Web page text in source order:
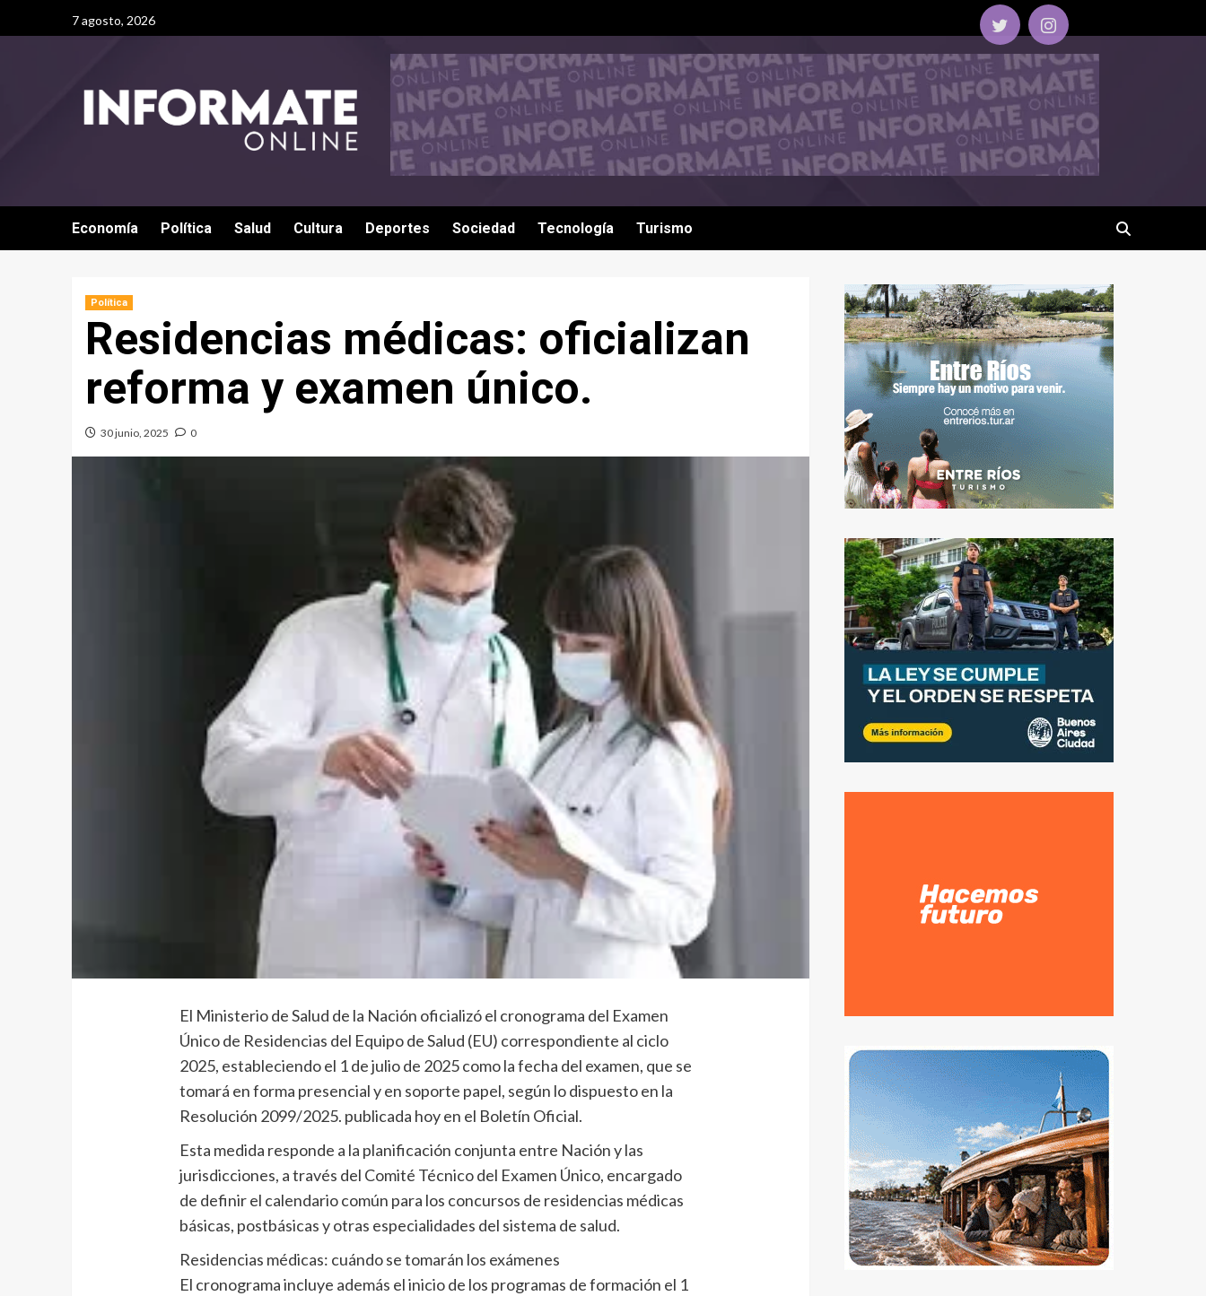
7 agosto, 2026
Economía Política Salud Cultura Deportes Sociedad Tecnología Turismo
Política
Residencias médicas: oficializan
reforma y examen único.
30 junio, 2025 0
El Ministerio de Salud de la Nación oficializó el cronograma del Examen
Único de Residencias del Equipo de Salud (EU) correspondiente al ciclo
2025, estableciendo el 1 de julio de 2025 como la fecha del examen, que se
tomará en forma presencial y en soporte papel, según lo dispuesto en la
Resolución 2099/2025. publicada hoy en el Boletín Oficial.
Esta medida responde a la planificación conjunta entre Nación y las
jurisdicciones, a través del Comité Técnico del Examen Único, encargado
de definir el calendario común para los concursos de residencias médicas
básicas, postbásicas y otras especialidades del sistema de salud.
Residencias médicas: cuándo se tomarán los exámenes
El cronograma incluye además el inicio de los programas de formación el 1